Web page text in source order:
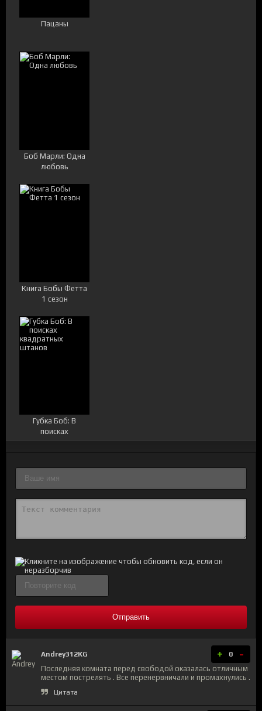
Пацаны
Боб Марли: Одна
любовь
Книга Бобы Фетта
1 сезон
Губка Боб: В
поисках
квадратных
Отправить
Andrey312KG + 0 -
Последняя комната перед свободой оказалась отличным
местом пострелять . Все перенервничали и промахнулись .
Цитата